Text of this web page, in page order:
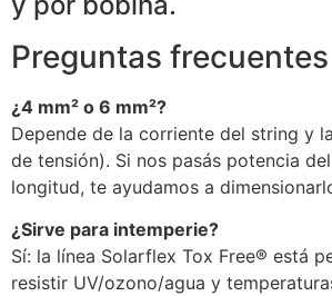
Preguntas frecuentes
¿4 mm² o 6 mm²?
Depende de la corriente del string y
de tensión). Si nos pasás potencia
longitud, te ayudamos a
¿Sirve para intemperie?
Sí: la línea Solarflex Tox Free® está
resistir UV/ozono/agua y